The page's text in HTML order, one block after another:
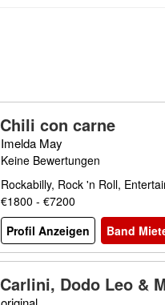
Chili con carne
Imelda May
Keine Bewertungen
Rockabilly, Rock 'n Roll,
€1800 - €7200
Profil Anzeigen
Band
Carlini, Dodo Leo &